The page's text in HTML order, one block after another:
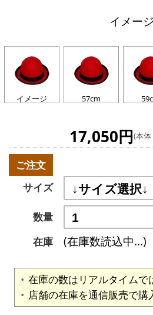
イメージ
イメージ 57cm
17,050円(本体
ご注文
サイズ
数量
在庫
(在庫数読込中...)
在庫の数はリアルタイムで
店舗の在庫を通信販売で購